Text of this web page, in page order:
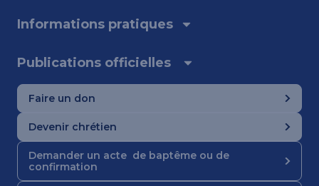
Informations pratiques
Publications officielles
Faire un don
Devenir chrétien
Demander un acte de baptême ou de
confirmation